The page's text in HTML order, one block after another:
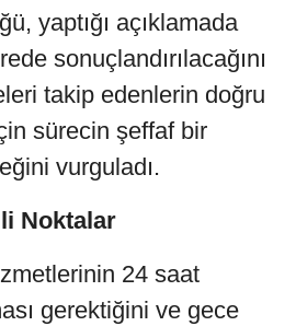
yaptığı açıklamada
sonuçlandırılacağını
takip edenlerin doğru
sürecin şeffaf bir
vurguladı.
Noktalar
24 saat
gerektiğini ve gece